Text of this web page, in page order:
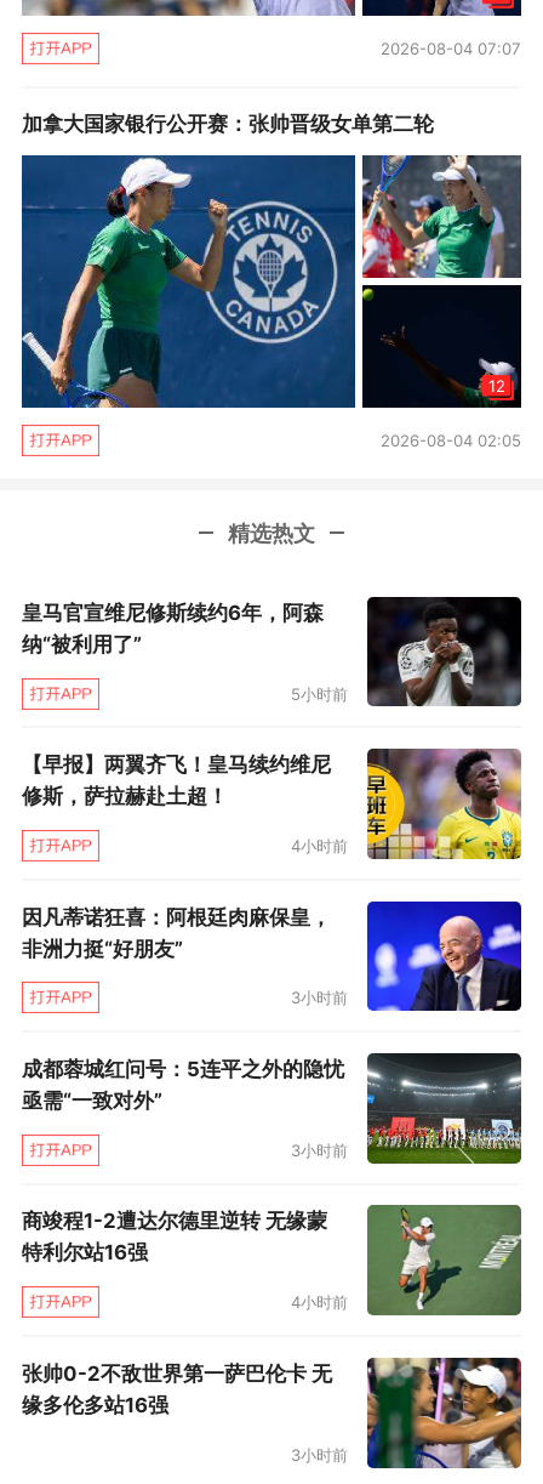
华夏幸福
北京人和
2026-08-04 07:07
加拿大国家银行公开赛：张帅晋级女单第二轮
12
2026-08-04 02:05
精选热文
皇马官宣维尼修斯续约6年，阿森
纳“被利用了”
5小时前
【早报】两翼齐飞！皇马续约维尼
修斯，萨拉赫赴土超！
4小时前
因凡蒂诺狂喜：阿根廷肉麻保皇，
非洲力挺“好朋友”
3小时前
成都蓉城红问号：5连平之外的隐忧
亟需“一致对外”
3小时前
商竣程1-2遭达尔德里逆转 无缘蒙
特利尔站16强
4小时前
张帅0-2不敌世界第一萨巴伦卡 无
缘多伦多站16强
3小时前